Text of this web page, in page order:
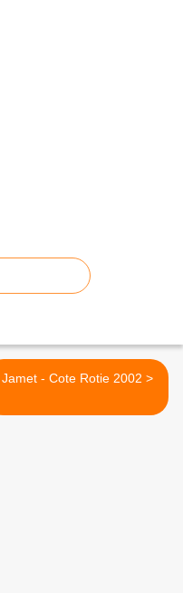
Jamet - Cote Rotie 2002 >